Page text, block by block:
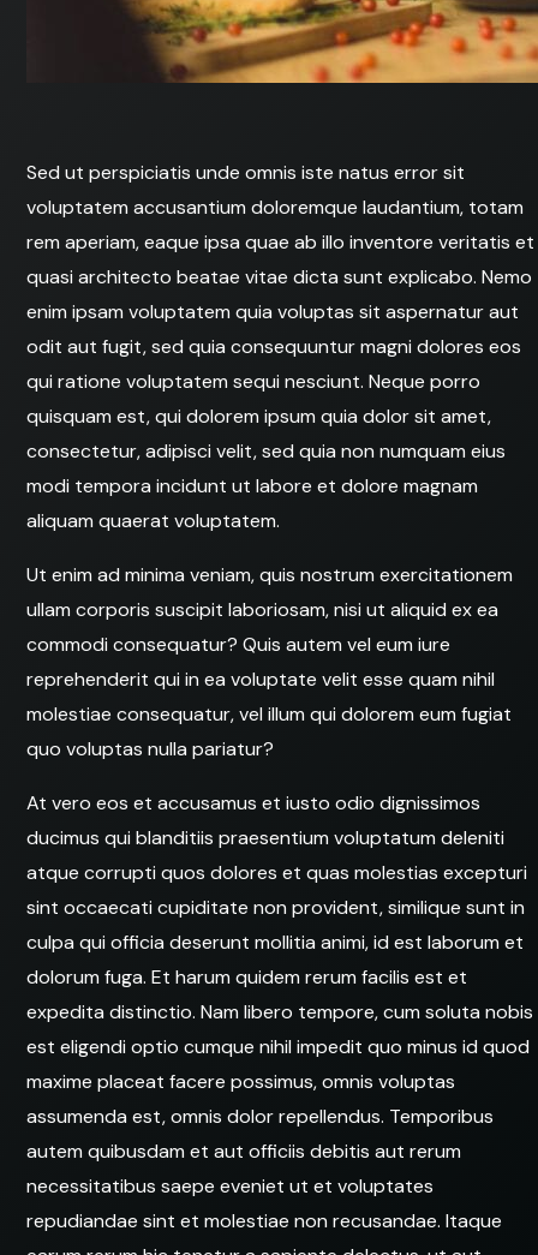
Sed ut perspiciatis unde omnis iste natus error sit
voluptatem accusantium doloremque laudantium, totam
rem aperiam, eaque ipsa quae ab illo inventore veritatis et
quasi architecto beatae vitae dicta sunt explicabo. Nemo
enim ipsam voluptatem quia voluptas sit aspernatur aut
odit aut fugit, sed quia consequuntur magni dolores eos
qui ratione voluptatem sequi nesciunt. Neque porro
quisquam est, qui dolorem ipsum quia dolor sit amet,
consectetur, adipisci velit, sed quia non numquam eius
modi tempora incidunt ut labore et dolore magnam
aliquam quaerat voluptatem.
Ut enim ad minima veniam, quis nostrum exercitationem
ullam corporis suscipit laboriosam, nisi ut aliquid ex ea
commodi consequatur? Quis autem vel eum iure
reprehenderit qui in ea voluptate velit esse quam nihil
molestiae consequatur, vel illum qui dolorem eum fugiat
quo voluptas nulla pariatur?
At vero eos et accusamus et iusto odio dignissimos
ducimus qui blanditiis praesentium voluptatum deleniti
atque corrupti quos dolores et quas molestias excepturi
sint occaecati cupiditate non provident, similique sunt in
culpa qui officia deserunt mollitia animi, id est laborum et
dolorum fuga. Et harum quidem rerum facilis est et
expedita distinctio. Nam libero tempore, cum soluta nobis
est eligendi optio cumque nihil impedit quo minus id quod
maxime placeat facere possimus, omnis voluptas
assumenda est, omnis dolor repellendus. Temporibus
autem quibusdam et aut officiis debitis aut rerum
necessitatibus saepe eveniet ut et voluptates
repudiandae sint et molestiae non recusandae. Itaque